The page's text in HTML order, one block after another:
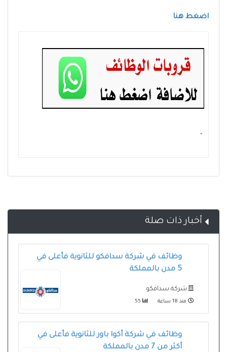
اضغط هنا
- ‏
أخبار ذات صلة
وظائف في شركة سدافكو للثانوية فأعلى في
5 مدن بالمملكة
شركة سدافكو
منذ 18 ساعة
وظائف في شركة أكوا باور للثانوية فأعلى في
أكثر من 7 مدن بالمملكة